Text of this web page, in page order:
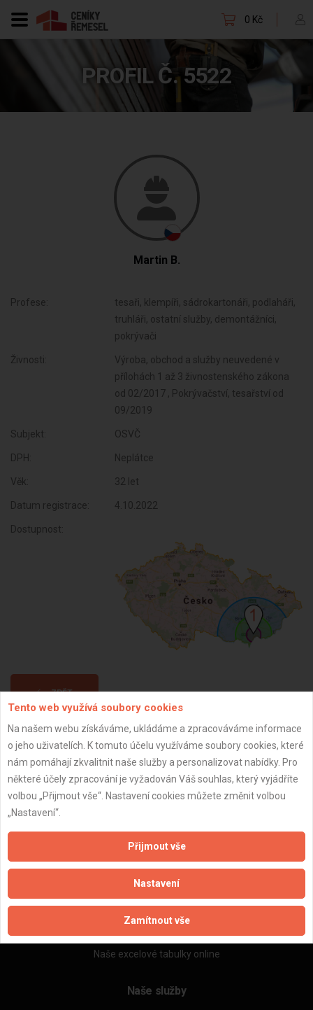
0 Kč
PROFIL Č. 5522
Martin B.
Profese:
tesaři, klempíři, sádrokartonáři, podlaháři,
truhláři, ostatní služby, demontážníci,
pokrývači
Živnosti:
Výroba, obchod a služby neuvedené v
přílohách 1 až 3 živnostenského zákona
od 02/2017 , Pokrývačství, tesařství od
09/2019
Subjekt: OSVČ
DPH: Neplátce
Věk: 32 let
Datum registrace: 4.10.2022
Dostupnost:
ZPĚT
Aktualizováno z portálu ARES dne 30.12.2023 04:15:19
Naše firmy a řemeslníci
Zpracování a ochrana osobních údajů
Zásady pro používání souborů cookie
Obchodní podmínky (zprostředkování)
Obchodní podmínky (rozpočtování)
Reference
Naše excelové tabulky online
Naše služby
Tento web využívá soubory cookies
Na našem webu získáváme, ukládáme a zpracováváme informace
o jeho uživatelích. K tomuto účelu využíváme soubory cookies, které
nám pomáhají zkvalitnit naše služby a personalizovat nabídky. Pro
některé účely zpracování je vyžadován Váš souhlas, který vyjádříte
volbou „Přijmout vše“. Nastavení cookies můžete změnit volbou
„Nastavení“.
Přijmout vše
Nastavení
Zamítnout vše